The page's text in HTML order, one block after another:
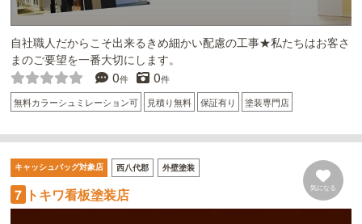
自社職人だからこそ出来るきめ細かい配慮の工事★私たちはお客さ
まのご要望を一番大切にします。
0件 0件
無料カラーシュミレーション可 見積り無料 保証有り 塗装専門店
キャッシュバッグ対象店 西八代郡 外壁塗装
7 トキワ看板塗装店 気になる